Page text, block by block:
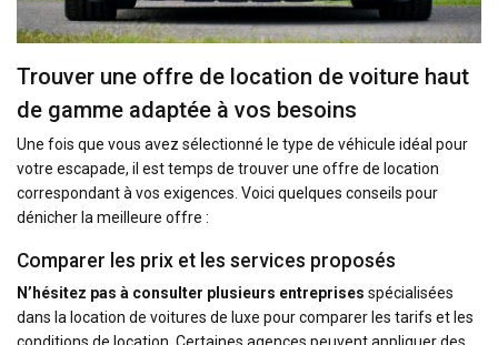
Trouver une offre de location de voiture haut
de gamme adaptée à vos besoins
Une fois que vous avez sélectionné le type de véhicule idéal pour
votre escapade, il est temps de trouver une offre de location
correspondant à vos exigences. Voici quelques conseils pour
dénicher la meilleure offre :
Comparer les prix et les services proposés
N’hésitez pas à consulter plusieurs entreprises spécialisées
dans la location de voitures de luxe pour comparer les tarifs et les
conditions de location. Certaines agences peuvent appliquer des